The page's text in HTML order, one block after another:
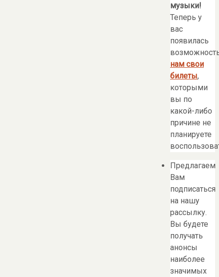
музыки!
Теперь у
вас
появилась
нам свои
билеты,
которыми
вы по
какой-либо
причине не
планируете
Предлагаем
Вам
подписаться
на нашу
рассылку.
Вы будете
получать
анонсы
наиболее
значимых